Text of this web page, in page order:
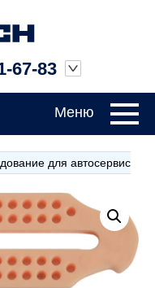
67-83
Меню
для автосервиса